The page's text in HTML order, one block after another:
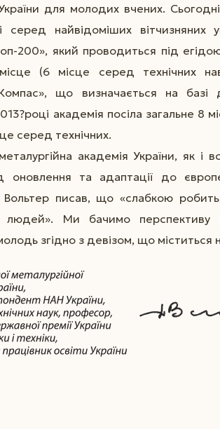
для молодих вчених.
серед найвідоміших вітчизняних
200», який проводиться під
(6 місце серед технічних
що визначається на базі
академія посіла загальне 8
серед технічних.
академія України, як і
оновлення та адаптації до
Вольтер писав, що «слабкою
людей». Ми бачимо перспективу
згідно з девізом, що міститься